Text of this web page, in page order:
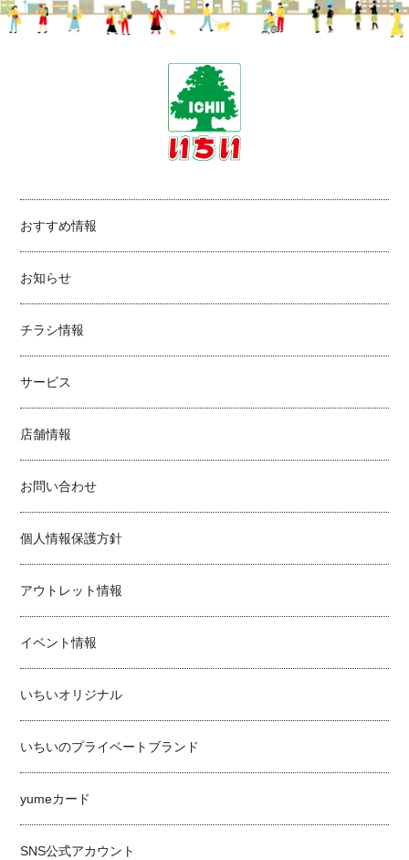
おすすめ情報
お知らせ
チラシ情報
サービス
店舗情報
お問い合わせ
個人情報保護方針
アウトレット情報
イベント情報
いちいオリジナル
いちいのプライベートブランド
yumeカード
SNS公式アカウント